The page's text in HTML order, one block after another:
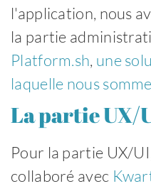
l'application, nous
la partie
Platform.sh, une
laquelle nous
La partie UX/
Pour la partie UX/
collaboré avec